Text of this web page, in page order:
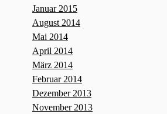
Januar 2015
August 2014
Mai 2014
April 2014
März 2014
Februar 2014
Dezember 2013
November 2013